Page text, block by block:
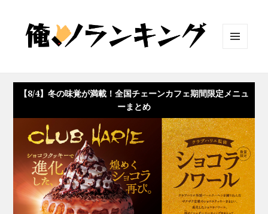
ット
【8/4】冬の味覚が満載！全国チェーンカフェ期間限定メニュ
ーまとめ